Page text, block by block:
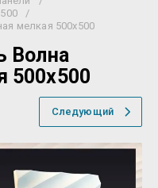
/
мелкая 500х500
Волна
500х500
Следующий